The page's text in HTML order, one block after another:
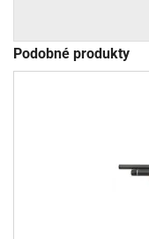
Podobné produkty